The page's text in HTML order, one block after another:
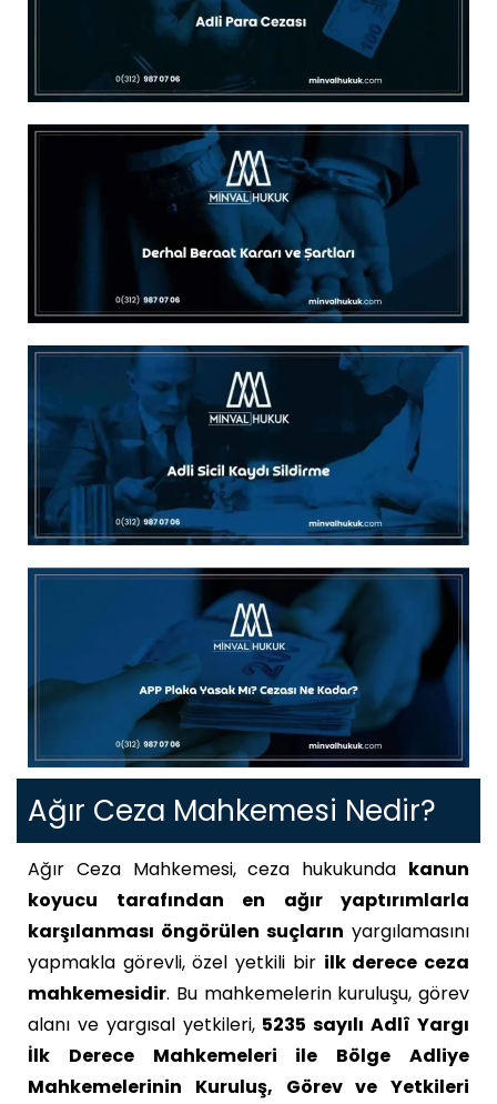
Ağır Ceza Mahkemesi Nedir?
Ağır Ceza Mahkemesi, ceza hukukunda kanun
koyucu tarafından en ağır yaptırımlarla
karşılanması öngörülen suçların yargılamasını
yapmakla görevli, özel yetkili bir ilk derece ceza
mahkemesidir. Bu mahkemelerin kuruluşu, görev
alanı ve yargısal yetkileri, 5235 sayılı Adlî Yargı
İlk Derece Mahkemeleri ile Bölge Adliye
Mahkemelerinin Kuruluş, Görev ve Yetkileri